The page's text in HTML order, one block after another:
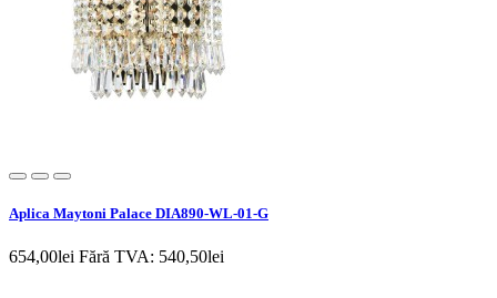
Aplica Maytoni Palace DIA890-WL-01-G
654,00lei Fără TVA: 540,50lei